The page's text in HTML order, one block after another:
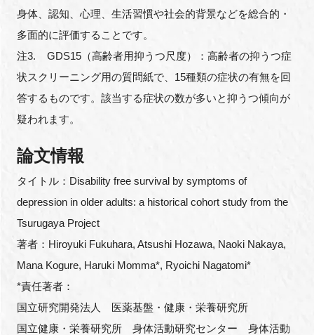
身体、認知、心理、生活習慣や社会的背景などを総合的・
多面的に評価することです。
注3. GDS15（高齢者用抑うつ尺度）：高齢者の抑うつ症
状スクリーニング用の質問紙で、15種類の症状の有無を回
答するものです。該当する症状の数が多いと抑うつ傾向が
疑われます。
論文情報
タイトル：Disability free survival by symptoms of
depression in older adults: a historical cohort study from the
Tsurugaya Project
著者：Hiroyuki Fukuhara, Atsushi Hozawa, Naoki Nakaya,
Mana Kogure, Haruki Momma*, Ryoichi Nagatomi*
*責任著者：
国立研究開発法人 医薬基盤・健康・栄養研究所
国立健康・栄養研究所 身体活動研究センター 身体活動